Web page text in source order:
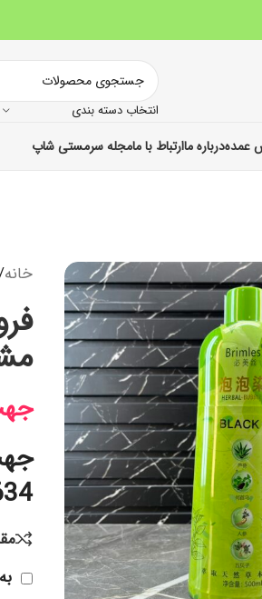
انتخاب دسته بندی
عمدهدرباره ماارتباط با مامجله سرمستی شاپ
خانه
جهت